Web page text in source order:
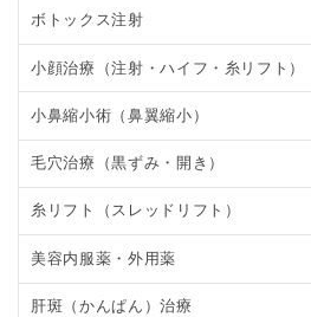
ボトックス注射
小顔治療（注射・ハイフ・糸リフト）
小鼻縮小術（鼻翼縮小）
毛穴治療（黒ずみ・開き）
糸リフト（スレッドリフト）
美容内服薬・外用薬
肝斑（かんぱん）治療